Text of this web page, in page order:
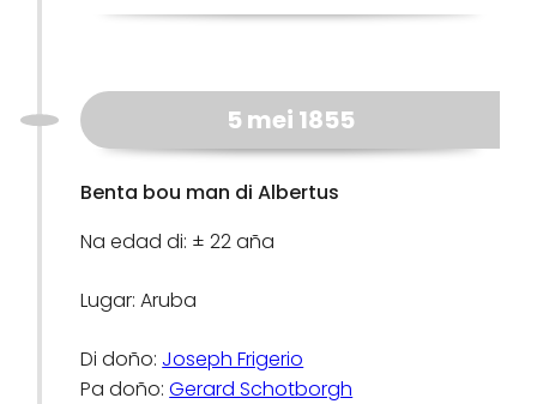
5 mei 1855
Benta bou man di Albertus
Na edad di: ± 22 aña
Lugar: Aruba
Di doño: Joseph Frigerio
Pa doño:Gerard Schotborgh